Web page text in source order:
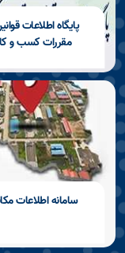
پايگاه اطلاعات
مقررات كسب و
سامانه اطلاعات